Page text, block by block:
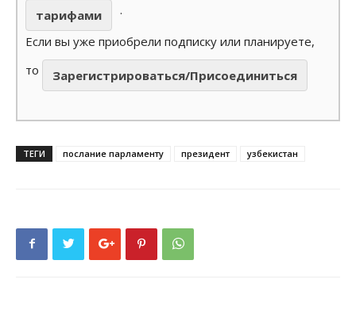
тарифами
.
Если вы уже приобрели подписку или планируете,
то
Зарегистрироваться/Присоединиться
ТЕГИ послание парламенту президент узбекистан